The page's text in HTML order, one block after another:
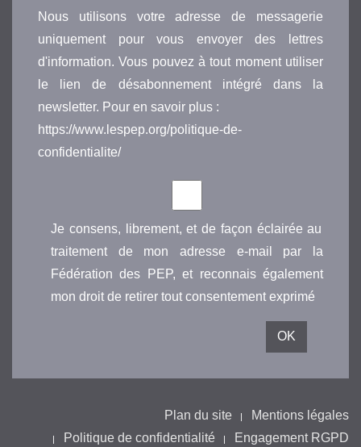
Nous utilisons votre adresse de messagerie
uniquement pour vous envoyer des lettres
d'information. Vous pouvez à tout moment utiliser
le lien de désabonnement intégré dans la
newsletter. Pour en savoir plus :
https://www.lespep.org/politique-de-
confidentialite/
Je consens, librement, et de façon éclairée au
traitement de mon adresse e-mail par la
Fédération des PEP, et reconnais également
mon droit de retirer tout consentement exprimé
Plan du site
Mentions légales
Politique de confidentialité
Engagement RGPD